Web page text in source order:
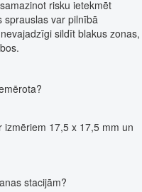
risku ietekmēt
sprauslas var pilnībā
sildīt blakus zonas,
17,5 x 17,5 mm un
stacijām?